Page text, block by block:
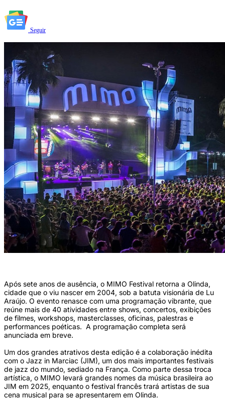
Seguir
Após sete anos de ausência, o MIMO Festival retorna a Olinda,
cidade que o viu nascer em 2004, sob a batuta visionária de Lu
Araújo. O evento renasce com uma programação vibrante, que
reúne mais de 40 atividades entre shows, concertos, exibições
de filmes, workshops, masterclasses, oficinas, palestras e
performances poéticas. A programação completa será
anunciada em breve.
Um dos grandes atrativos desta edição é a colaboração inédita
com o Jazz in Marciac (JIM), um dos mais importantes festivais
de jazz do mundo, sediado na França. Como parte dessa troca
artística, o MIMO levará grandes nomes da música brasileira ao
JIM em 2025, enquanto o festival francês trará artistas de sua
cena musical para se apresentarem em Olinda.